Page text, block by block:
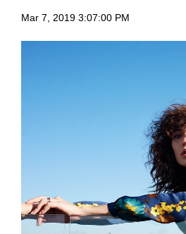
Mar 7, 2019 3:07:00 PM